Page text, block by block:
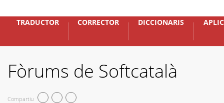
TRADUCTOR CORRECTOR DICCIONARIS
Fòrums de Softcatalà
Compartiu